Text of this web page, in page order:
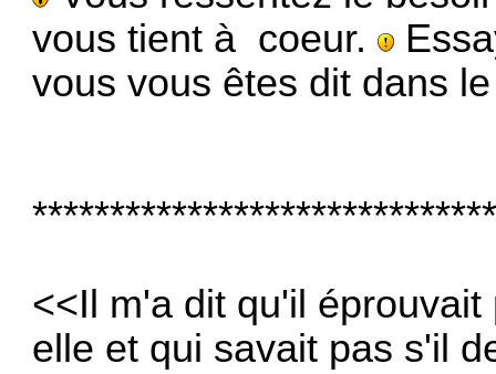
vous tient à coeur.
vous vous êtes dit dans
<<Il m'a dit qu'il
elle et qui savait pas s'il